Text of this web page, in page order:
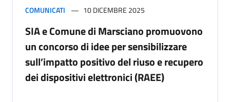
COMUNICATI 10 DICEMBRE 2025
SIA e Comune di Marsciano promuovono
un concorso di idee per sensibilizzare
sull’impatto positivo del riuso e recupero
dei dispositivi elettronici (RAEE)